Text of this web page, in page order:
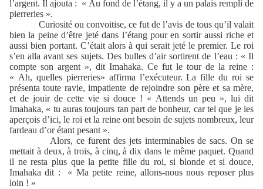
l’argent. Il ajouta : « Au fond de l’étang, il y a un palais rempli de
pierreries ».
Curiosité ou convoitise, ce fut de l’avis de tous qu’il valait
bien la peine d’être jeté dans l’étang pour en sortir aussi riche et
aussi bien portant. C’était alors à qui serait jeté le premier. Le roi
s’en alla avant ses sujets. Des bulles d’air sortirent de l’eau : « Il
compte son argent », dit Imahaka. Ce fut le tour de la reine :
« Ah, quelles pierreries» affirma l’exécuteur. La fille du roi se
présenta toute ravie, impatiente de rejoindre son père et sa mère,
et de jouir de cette vie si douce ! « Attends un peu », lui dit
Imahaka, « tu auras toujours tan part de bonheur, car tel que je les
aperçois d’ici, le roi et la reine ont besoin de sujets nombreux, leur
fardeau d’or étant pesant ».
Alors, ce furent des jets interminables de sacs. On se
mettait à deux, à trois, à cinq, à dix dans le même paquet. Quand
il ne resta plus que la petite fille du roi, si blonde et si douce,
Imahaka dit : « Ma petite reine, allons-nous nous reposer plus
loin ! »